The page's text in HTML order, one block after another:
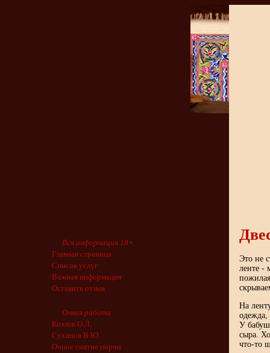
Вся информация 18+
Главная страница
Список услуг
Важная информация
Оставить отзыв
Очная работа
Козлов О.Л.
Суханов В.Ю.
Очное снятие порчи
Это не
ленте -
На
одежда,
У
сыра.
что-то